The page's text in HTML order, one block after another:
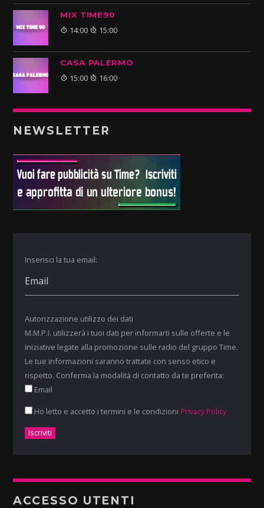
MIX TIME90
14:00 15:00
CASA PALERMO
15:00 16:00
NEWSLETTER
Inserisci la tua email:
Autorizzazione utilizzo dei dati
M.M.P.I. utilizzerà i tuoi dati per informarti sulle offerte e le
iniziative legate alla promozione sulle radio del gruppo Time.
Le tue informazioni saranno trattate con senso etico e
rispetto. Conferma la modalità di contatto da te preferita:
Email
Ho letto e accetto i termini e le condizioni Privacy Policy
ACCESSO UTENTI